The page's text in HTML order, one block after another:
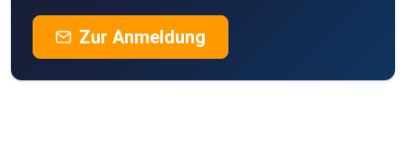
Zur Anmeldung